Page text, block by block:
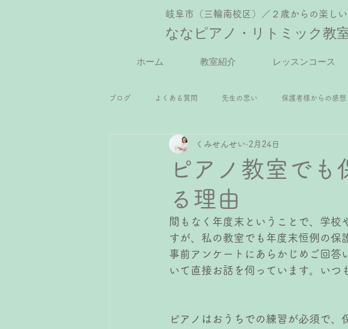
岐阜市（三輪南校区）／２歳からの楽し
ななピアノ・リトミック教
ホーム 教室紹介 レッスンコース
ブログ よくある質問 先生の思い 保護者様からの感想
2歳児ピアノレッスン 年少さんピアノレッスン
小2ピアノレッスン 小3ピアノレッスン
高校生ピアノレッスン 大人ピアノレッスン ピアノ
ピアノ教室で
る理由
くみせんせい 2月24日
間もなく年度末ということで、学校
すが、私の教室でも年度末恒例の保
事前アンケートにあらかじめご回答
いて直接お話を伺っています。い
ピアノはおうちでの練習が必須で